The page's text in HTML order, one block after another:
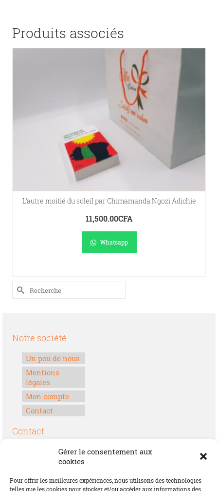
Gérer le consentement aux
cookies
Pour offrir les meilleures expériences, nous utilisons des technologies
telles que les cookies pour stocker et/ou accéder aux informations des
Produits associés
L’autre moitié du soleil par Chimamanda Ngozi Adichie
11,500.00CFA
Whatsapp
Rechercher :
Notre société
Un peu de nous
Mentions
légales
Mon compte
Contact
Contact
Boulevard Félix Houphouët-Boigny
contact@offrirdubonheur.com